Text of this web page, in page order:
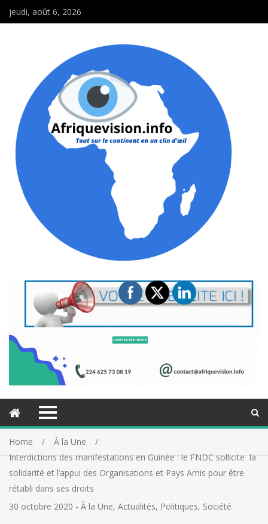
jeudi, août 6, 2026
Home
À la Une
Interdictions des manifestations en Guinée : le FNDC sollicite la
solidarité et l’appui des Organisations et Pays Amis pour être
rétabli dans ses droits
30 octobre 2020 - À la Une, Actualités, Politiques, Société